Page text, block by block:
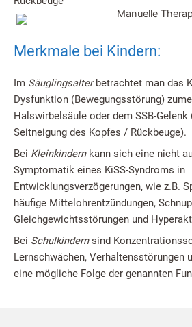
Merkmale bei Kindern:
Im Säuglingsalterbetrachtet man das
Dysfunktion (Bewegungsstörung)
Halswirbelsäule oder dem SSB-
Seitneigung des Kopfes / Rückbeuge).
Bei Kleinkindernkann sich eine nicht
Symptomatik eines KiSS-Syndroms in
Entwicklungsverzögerungen, wie z.B.
häufige Mittelohrentzündungen,
Gleichgewichtsstörungen und
Bei Schulkindernsind
Lernschwächen, Verhaltensstörungen
eine mögliche Folge der genannten